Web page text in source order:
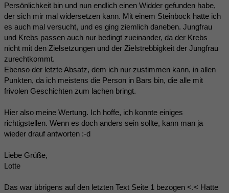
Persönlichkeit bin und nun endlich einen Widder gefunden habe,
der sich mir mal widersetzen kann. Mit einem Steinbock hatte ich
es auch mal versucht, und es ging ziemlich daneben. Jungfrau
und Krebs passen auch nur bedingt zueinander, da der Krebs
nicht mit den Zielsetzungen und der Zielstrebbigkeit der Jungfrau
zurechtkommt.
Ebenso der letzte Absatz, dem ich nur zustimmen kann, in allen
Punkten, da ich meistens die Person in Bars bin, die alle mit
frivolen Geschichten zum lachen bringt.
Hier also meine Wertung. Ich hoffe, ich konnte einiges
richtigstellen. Wenn es doch anders sein sollte, kann man ja
wieder drauf antworten :-d
Liebe Grüße,
Lotte
Das war übrigens auf den letzten Text Seite 1 bezogen <.< Hatte